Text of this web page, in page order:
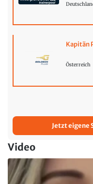
Kapitän
Österreich
Jetzt eigene
Video